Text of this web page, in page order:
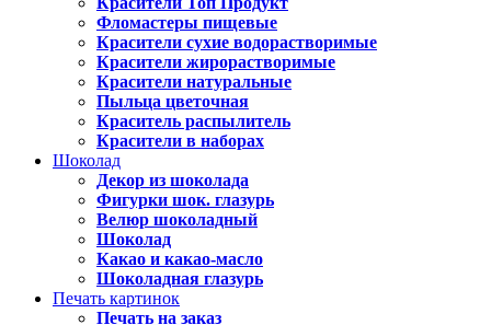
Фломастеры пищевые
Красители сухие водорастворимые
Красители жирорастворимые
Красители натуральные
Пыльца цветочная
Краситель распылитель
Красители в наборах
Шоколад
Декор из шоколада
Фигурки шок. глазурь
Велюр шоколадный
Шоколад
Какао и какао-масло
Шоколадная глазурь
Печать картинок
Печать на заказ